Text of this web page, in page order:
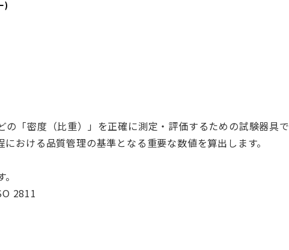
)
「密度（比重）」を正確に測定・評価するための試験器具で
おける品質管理の基準となる重要な数値を算出します。
2811